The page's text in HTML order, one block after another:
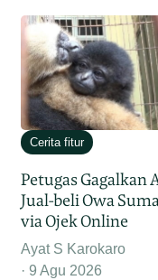
Cerita fitur
Petugas Gagalkan
Jual-beli Owa
via Ojek Online
Ayat S Karokaro
9 Agu 2026